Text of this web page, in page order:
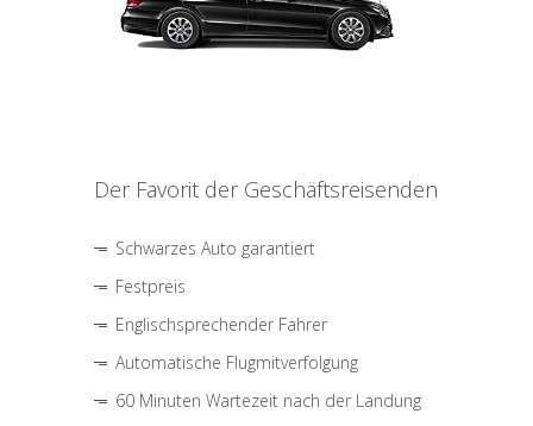
Der Favorit der Geschäftsreisenden
Schwarzes Auto garantiert
Festpreis
Englischsprechender Fahrer
Automatische Flugmitverfolgung
60 Minuten Wartezeit nach der Landung